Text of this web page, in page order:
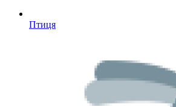
Птиця